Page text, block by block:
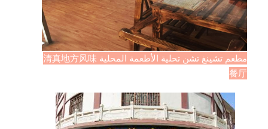
مطعم تشينغ تشن تحلية الأطعمة المحلية 清真地方风味
餐厅